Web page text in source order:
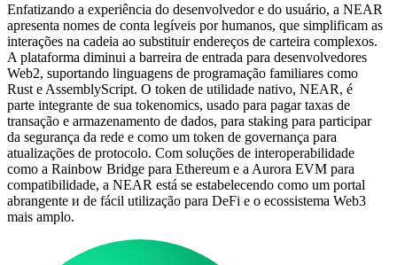
Enfatizando a experiência do desenvolvedor e do usuário, a NEAR
apresenta nomes de conta legíveis por humanos, que simplificam as
interações na cadeia ao substituir endereços de carteira complexos.
A plataforma diminui a barreira de entrada para desenvolvedores
Web2, suportando linguagens de programação familiares como
Rust e AssemblyScript. O token de utilidade nativo, NEAR, é
parte integrante de sua tokenomics, usado para pagar taxas de
transação e armazenamento de dados, para staking para participar
da segurança da rede e como um token de governança para
atualizações de protocolo. Com soluções de interoperabilidade
como a Rainbow Bridge para Ethereum e a Aurora EVM para
compatibilidade, a NEAR está se estabelecendo como um portal
abrangente и de fácil utilização para DeFi e o ecossistema Web3
mais amplo.